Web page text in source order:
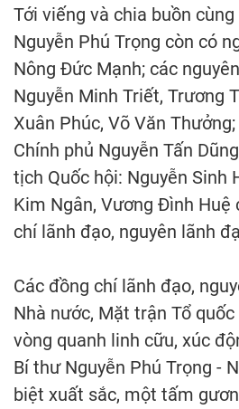
Tới viếng và chia buồn
Nguyễn Phú Trọng còn có
Nông Đức Mạnh; các
Nguyễn Minh Triết, Trương
Xuân Phúc, Võ Văn
Chính phủ Nguyễn Tấn
tịch Quốc hội: Nguyễn Sinh
Kim Ngân, Vương Đình Huệ
chí lãnh đạo, nguyên lãnh
Các đồng chí lãnh đạo,
Nhà nước, Mặt trận Tổ
vòng quanh linh cữu, xúc
Bí thư Nguyễn Phú Trọng -
biệt xuất sắc, một tấm